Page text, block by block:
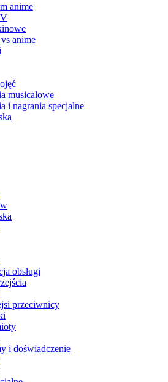
anime
anime
musicalowe
i nagrania specjalne
obsługi
przeciwnicy
i doświadczenie